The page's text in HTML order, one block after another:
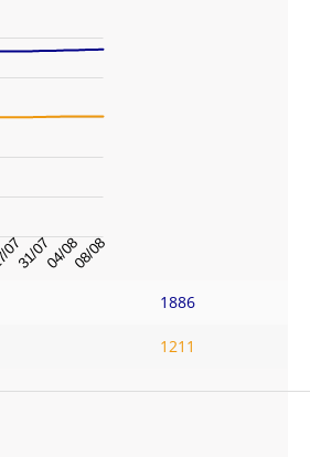
1886
1211